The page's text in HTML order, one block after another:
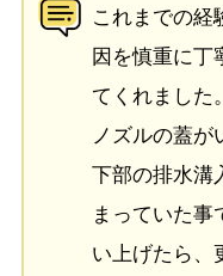
これまでの経
因を慎重に丁
てくれました
ノズルの蓋が
下部の排水溝
まっていた事
い上げたら、